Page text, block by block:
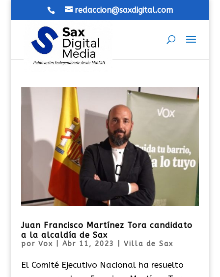
redaccion@saxdigital.com
Juan Francisco Martínez Tora candidato
a la alcaldía de Sax
por Vox Abr 11, 2023 Villa de Sax
El Comité Ejecutivo Nacional ha resuelto